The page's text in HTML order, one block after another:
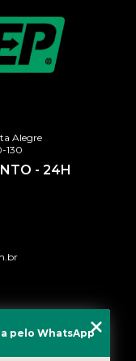
Alegre
130
- 24H
pelo WhatsApp